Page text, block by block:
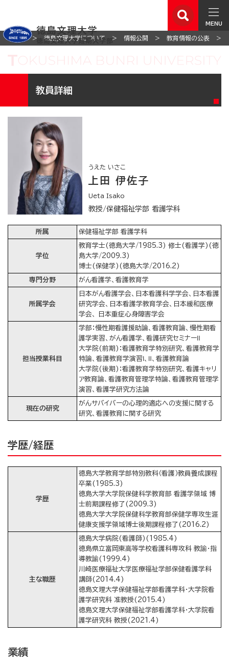
MENU
ホーム 徳島文理大学について 情報公開 教育情報の公表
教員詳細
うえた いさこ
上田 伊佐子
Ueta Isako
教授/保健福祉学部 看護学科
所属 保健福祉学部 看護学科
学位
教育学士(徳島大学/1985.3) 修士(看護学)(徳
島大学/2009.3)
博士(保健学)(徳島大学/2016.2)
専門分野 がん看護学、看護教育学
所属学会
日本がん看護学会、日本看護科学学会、日本看護
研究学会、日本看護学教育学会、日本緩和医療
学会、 日本重症心身障害学会
担当授業科目
学部：慢性期看護援助論、看護教育論、慢性期看
護学実習、がん看護学、看護研究セミナーⅡ
大学院(前期)：看護教育学特別研究、看護教育学
特論、看護教育学演習Ⅰ、Ⅱ、看護教育論
大学院(後期)：看護教育学特別研究、看護キャリ
ア教育論、看護教育管理学特論、看護教育管理学
演習、看護学研究方法論
現在の研究
がんサバイバーの心理的適応への支援に関する
研究、看護教育に関する研究
学歴/経歴
学歴
徳島大学教育学部特別教科（看護）教員養成課程
卒業(1985.3)
徳島大学大学院保健科学教育部 看護学領域 博
士前期課程修了(2009.3)
徳島大学大学院保健科学教育部保健学専攻生涯
健康支援学領域博士後期課程修了(2016.2)
主な職歴
徳島大学病院(看護師)(1985.4)
徳島県立富岡東高等学校看護科専攻科 教諭・指
導教諭(1999.4)
川崎医療福祉大学医療福祉学部保健看護学科
講師(2014.4)
徳島文理大学保健福祉学部看護学科・大学院看
護学研究科 准教授(2015.4)
徳島文理大学保健福祉学部看護学科・大学院看
護学研究科 教授(2021.4)
業績